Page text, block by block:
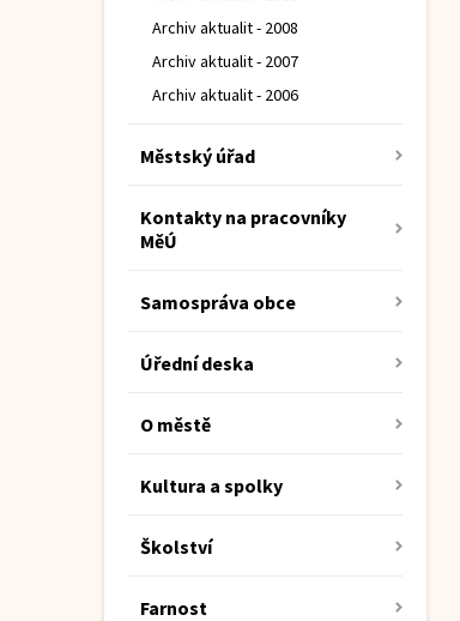
Archiv aktualit - 2008
Archiv aktualit - 2007
Archiv aktualit - 2006
Městský úřad
Kontakty na pracovníky
MěÚ
Samospráva obce
Úřední deska
O městě
Kultura a spolky
Školství
Farnost